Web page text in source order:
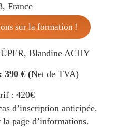
France
sur la formation !
Blandine ACHY
: 390 € (Net de TVA)
: 420€
d’inscription anticipée.
page d’informations.